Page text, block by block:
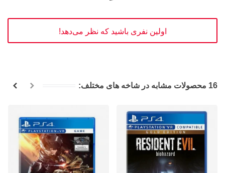
اولین نفری باشید که نظر می‌دهد!
16 محصولات مشابه در شاخه های مختلف: